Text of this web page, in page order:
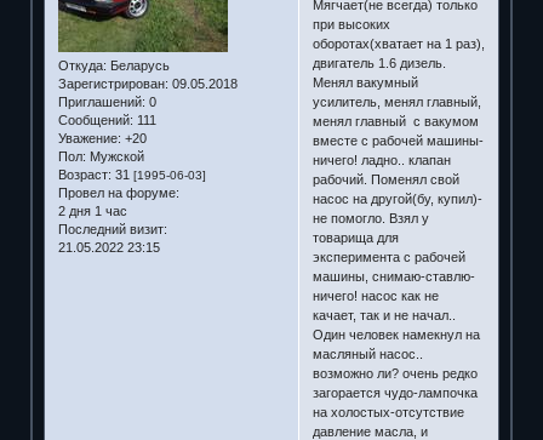
Откуда: Беларусь
Зарегистрирован: 09.05.2018
Приглашений: 0
Сообщений: 111
Уважение: +20
Пол: Мужской
Возраст: 31 [1995-06-03]
Провел на форуме:
2 дня 1 час
Последний визит:
21.05.2022 23:15
Мягчает(не всегда) только
при высоких
оборотах(хватает на 1 раз),
двигатель 1.6 дизель.
Менял вакумный
усилитель, менял главный,
менял главный с вакумом
вместе с рабочей машины-
ничего! ладно.. клапан
рабочий. Поменял свой
насос на другой(бу, купил)-
не помогло. Взял у
товарища для
эксперимента с рабочей
машины, снимаю-ставлю-
ничего! насос как не
качает, так и не начал..
Один человек намекнул на
масляный насос..
возможно ли? очень редко
загорается чудо-лампочка
на холостых-отсутствие
давление масла, и